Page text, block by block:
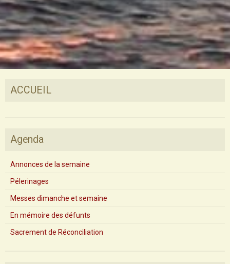
ACCUEIL
Agenda
Annonces de la semaine
Pélerinages
Messes dimanche et semaine
En mémoire des défunts
Sacrement de Réconciliation